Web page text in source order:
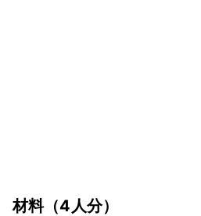
材料（4人分）